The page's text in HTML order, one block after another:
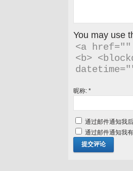
You may use
<a
<b>
昵称: *
通过邮件通知我
通过邮件通知我